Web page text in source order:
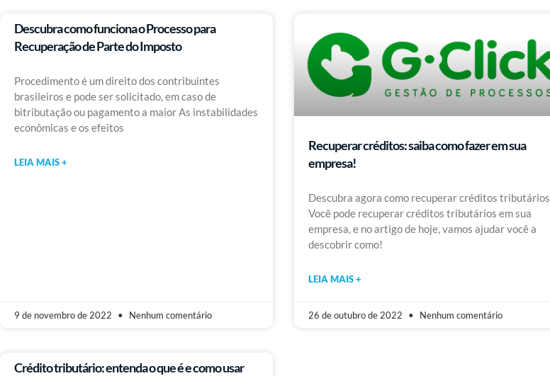
Descubra como funciona o Processo para
Recuperação de Parte do Imposto
Procedimento é um direito dos contribuintes
brasileiros e pode ser solicitado, em caso de
bitributação ou pagamento a maior As instabilidades
econômicas e os efeitos
LEIA MAIS +
9 de novembro de 2022 Nenhum comentário
Recuperar créditos: saiba como fazer em sua
empresa!
Descubra agora como recuperar créditos tributários
Você pode recuperar créditos tributários em sua
empresa, e no artigo de hoje, vamos ajudar você a
descobrir como!
LEIA MAIS +
26 de outubro de 2022 Nenhum comentário
Crédito tributário: entenda o que é e como usar